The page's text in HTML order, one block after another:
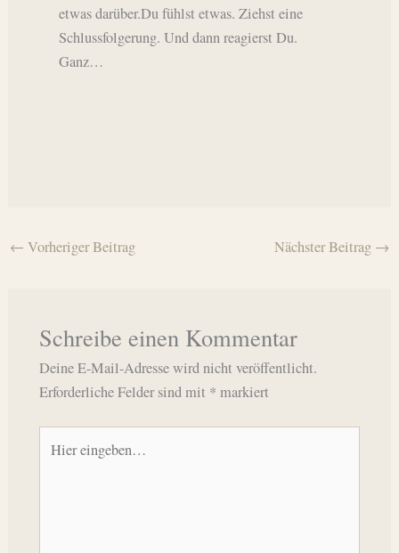
etwas darüber.Du fühlst etwas. Ziehst eine
Schlussfolgerung. Und dann reagierst Du.
Ganz…
← Vorheriger Beitrag Nächster Beitrag →
Schreibe einen Kommentar
Deine E-Mail-Adresse wird nicht veröffentlicht.
Erforderliche Felder sind mit * markiert
eingeben…